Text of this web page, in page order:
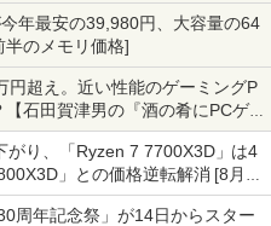
年最安の39,980円、大容量の64
半のメモリ価格]
円超え。近い性能のゲーミングP
石田賀津男の『酒の肴にPCゲ
がり、「Ryzen 7 7700X3D」は4
」との価格逆転解消 [8月前
周年記念祭」が14日からスター